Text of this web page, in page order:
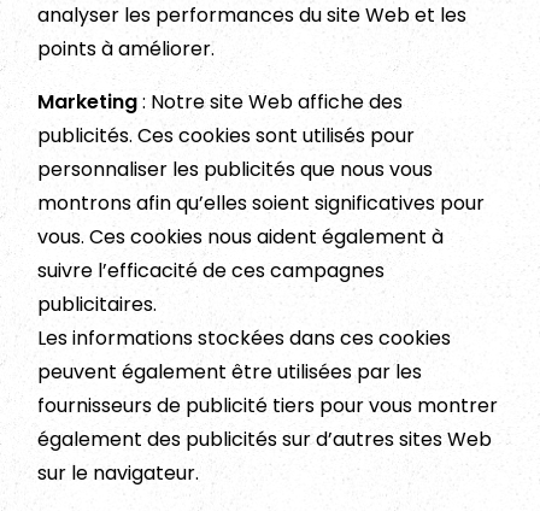
analyser les performances du site Web et les
points à améliorer.
Marketing: Notre site Web affiche des
publicités. Ces cookies sont utilisés pour
personnaliser les publicités que nous vous
montrons afin qu’elles soient significatives pour
vous. Ces cookies nous aident également à
suivre l’efficacité de ces campagnes
publicitaires.
Les informations stockées dans ces cookies
peuvent également être utilisées par les
fournisseurs de publicité tiers pour vous montrer
également des publicités sur d’autres sites Web
sur le navigateur.